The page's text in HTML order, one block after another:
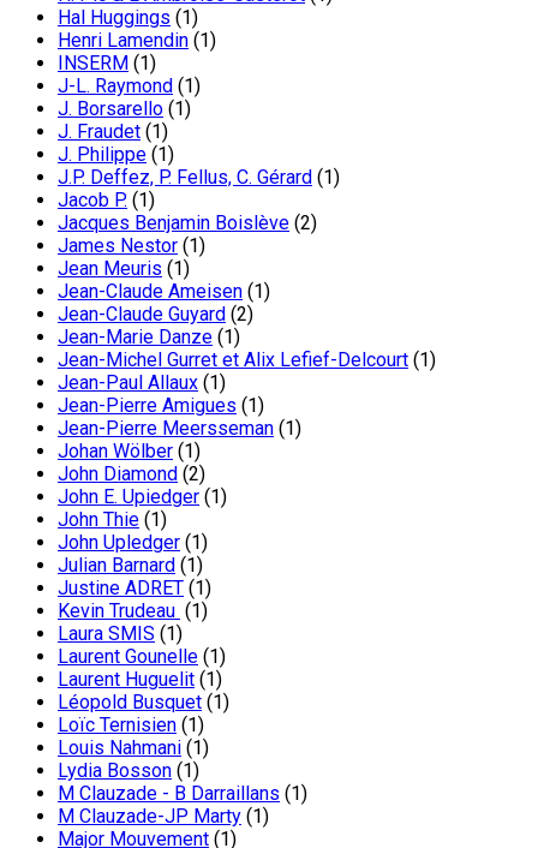
Hal Huggings (1)
Henri Lamendin (1)
INSERM (1)
J-L. Raymond (1)
J. Borsarello (1)
J. Fraudet (1)
J. Philippe (1)
J.P. Deffez, P. Fellus, C. Gérard (1)
Jacob P. (1)
Jacques Benjamin Boislève (2)
James Nestor (1)
Jean Meuris (1)
Jean-Claude Ameisen (1)
Jean-Claude Guyard (2)
Jean-Marie Danze (1)
Jean-Michel Gurret et Alix Lefief-Delcourt (1)
Jean-Paul Allaux (1)
Jean-Pierre Amigues (1)
Jean-Pierre Meersseman (1)
Johan Wölber (1)
John Diamond (2)
John E. Upiedger (1)
John Thie (1)
John Upledger (1)
Julian Barnard (1)
Justine ADRET (1)
Kevin Trudeau (1)
Laura SMIS (1)
Laurent Gounelle (1)
Laurent Huguelit (1)
Léopold Busquet (1)
Loïc Ternisien (1)
Louis Nahmani (1)
Lydia Bosson (1)
M Clauzade - B Darraillans (1)
M Clauzade-JP Marty (1)
Major Mouvement (1)